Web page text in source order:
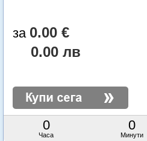
0.00 €
0.00 лв
0
Часа
0
Минути